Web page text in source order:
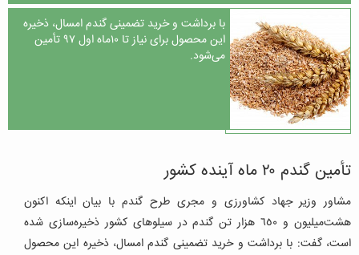
با برداشت و خرید تضمینی گندم امسال، ذخیره
این محصول برای نیاز تا ١٠ماه اول ٩٧ تأمین
می‌شود.
تأمین گندم ٢٠ ماه آینده کشور
مشاور وزیر جهاد کشاورزی و مجری طرح گندم با بیان اینکه اکنون
هشت‌میلیون و ٦٥٠ هزار تن گندم در سیلوهای کشور ذخیره‌سازی شده
است، گفت: با برداشت و خرید تضمینی گندم امسال، ذخیره این محصول